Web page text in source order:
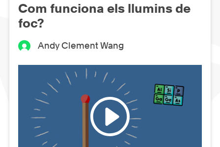
Com funciona els llumins de
foc?
Andy Clement Wang